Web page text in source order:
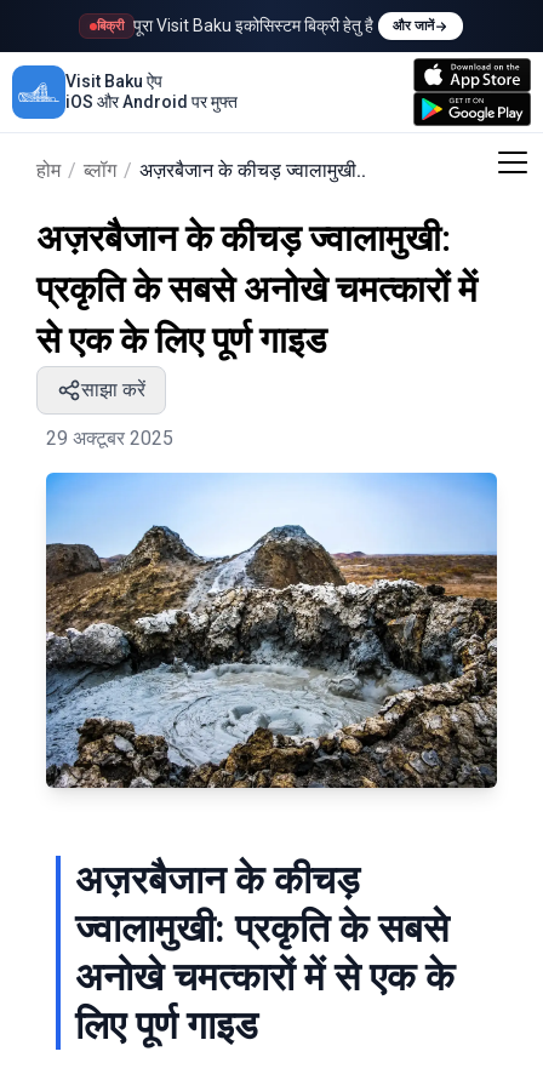
बिक्री पूरा Visit Baku इकोसिस्टम बिक्री हेतु है और जानें
Visit Baku ऐप
iOS और Android पर मुफ्त
होम / ब्लॉग / अज़रबैजान के कीचड़ ज्वालामुखी..
अज़रबैजान के कीचड़ ज्वालामुखी:
प्रकृति के सबसे अनोखे चमत्कारों में
से एक के लिए पूर्ण गाइड
साझा करें
29 अक्टूबर 2025
अज़रबैजान के कीचड़
ज्वालामुखी: प्रकृति के सबसे
अनोखे चमत्कारों में से एक के
लिए पूर्ण गाइड